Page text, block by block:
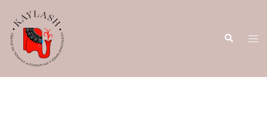
contenido
Buscar